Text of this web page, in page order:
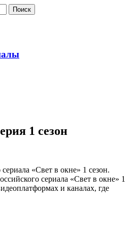
1 сезон
«Свет в окне» 1 сезон.
сериала «Свет в окне» 1
и каналах, где